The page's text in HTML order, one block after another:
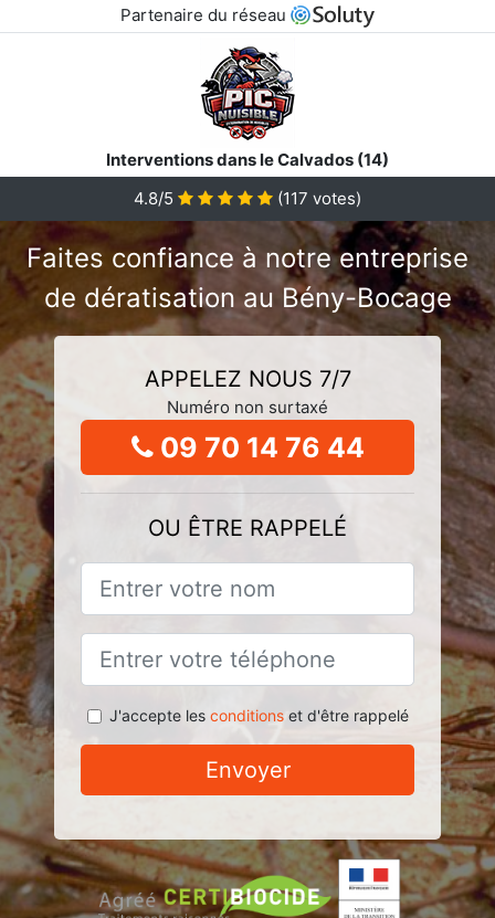
Partenaire du réseau
Interventions dans le Calvados (14)
4.8/5
(117 votes)
Faites confiance à notre entreprise
de dératisation au Bény-Bocage
APPELEZ NOUS 7/7
Numéro non surtaxé
09 70 14 76 44
OU ÊTRE RAPPELÉ
J'accepte les conditionset d'être rappelé
Envoyer